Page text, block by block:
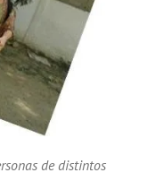
de distintos